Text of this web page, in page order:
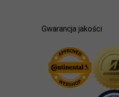
Gwarancja jakości